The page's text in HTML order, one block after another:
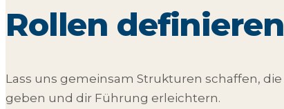
Rollen
Lass uns gemeinsam Strukturen schaffen,
geben und dir Führung erleichtern.